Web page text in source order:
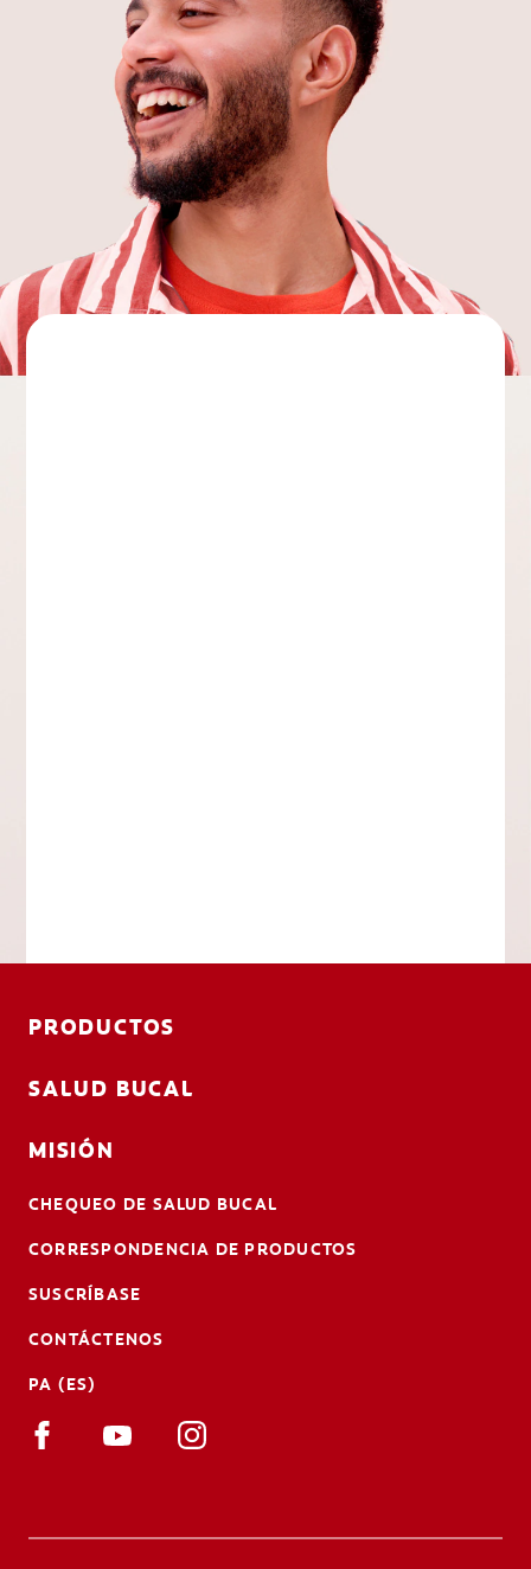
PRODUCTOS
SALUD BUCAL
MISIÓN
CHEQUEO DE SALUD BUCAL
CORRESPONDENCIA DE PRODUCTOS
SUSCRÍBASE
CONTÁCTENOS
PA (ES)